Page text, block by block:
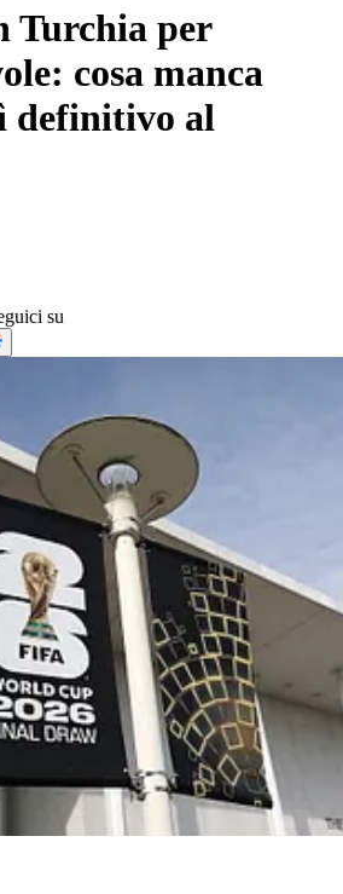
Turchia per
cosa manca
definitivo al
su